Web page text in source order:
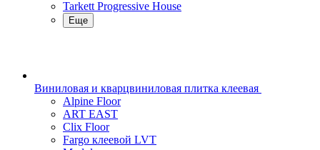
Tarkett Progressive House
Еще
Виниловая и кварцвиниловая плитка клеевая
Alpine Floor
ART EAST
Clix Floor
Fargo клеевой LVT